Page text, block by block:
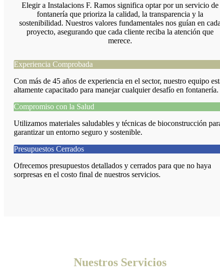
Elegir a Instalacions F. Ramos significa optar por un servicio de
fontanería que prioriza la calidad, la transparencia y la
sostenibilidad. Nuestros valores fundamentales nos guían en
proyecto, asegurando que cada cliente reciba la atención que
merece.
Experiencia Comprobada
Con más de 45 años de experiencia en el sector, nuestro equipo
altamente capacitado para manejar cualquier desafío en fontanería.
Compromiso con la Salud
Utilizamos materiales saludables y técnicas de bioconstrucción
garantizar un entorno seguro y sostenible.
Presupuestos Cerrados
Ofrecemos presupuestos detallados y cerrados para que no haya
sorpresas en el costo final de nuestros servicios.
Nuestros Servicios